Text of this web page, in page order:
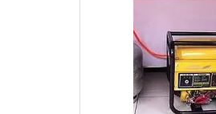
vantagens que conferem um
benefício para quem conta com
extremamente leves e fáceis de
silenciosos;Passam por
manutenção preventiva